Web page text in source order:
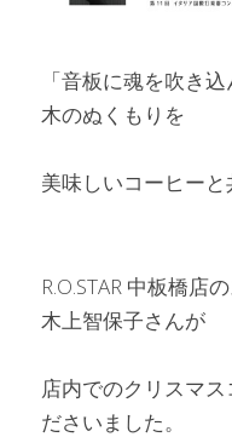
「音板に魂を吹き
木のぬくもりを
美味しいコーヒーと
R.O.STAR 中板橋店
木上智保子さんが
店内でのクリスマ
ださいました。